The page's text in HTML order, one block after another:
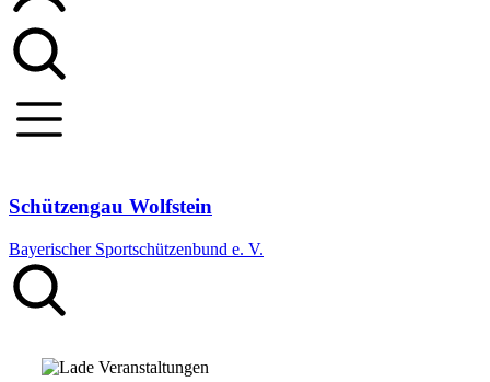
Schützengau Wolfstein
Bayerischer Sportschützenbund e. V.